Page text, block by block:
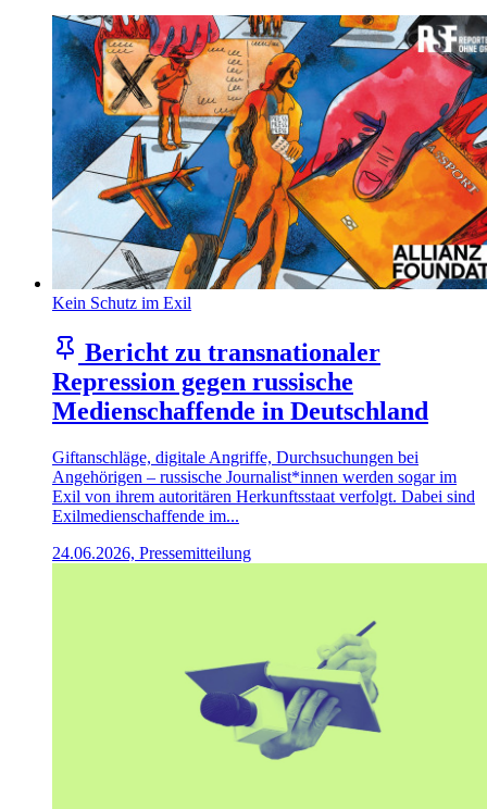
Kein Schutz im Exil
Bericht zu transnationaler
Repression gegen russische
Medienschaffende in Deutschland
Giftanschläge, digitale Angriffe, Durchsuchungen bei
Angehörigen – russische Journalist*innen werden sogar im
Exil von ihrem autoritären Herkunftsstaat verfolgt. Dabei sind
Exilmedienschaffende im...
24.06.2026, Pressemitteilung